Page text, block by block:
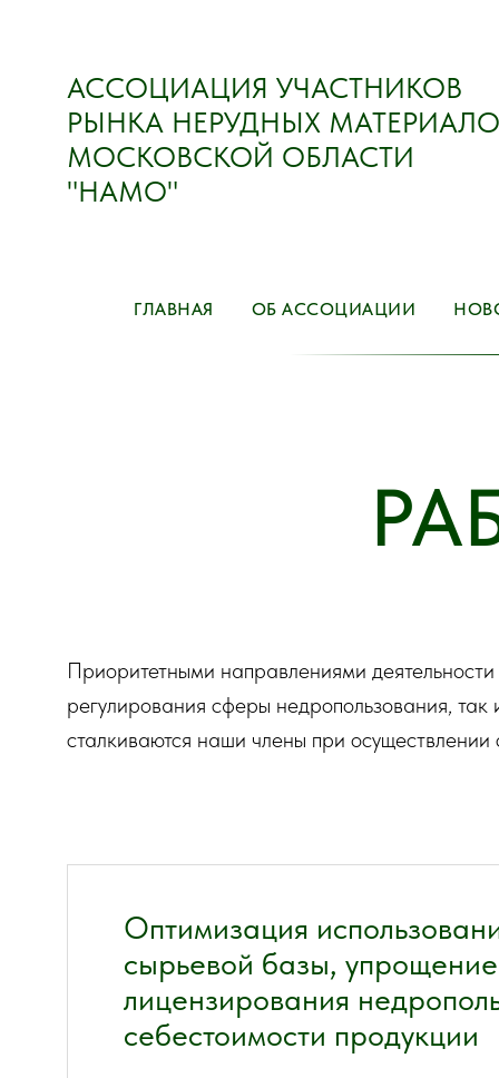
АССОЦИАЦИЯ УЧАСТНИКОВ
РЫНКА НЕРУДНЫХ
МОСКОВСКОЙ ОБЛАСТИ
"НАМО"
ГЛАВНАЯ ОБ АССОЦИАЦИИ
Приоритетными направлениями
регулирования сферы недропользования,
сталкиваются наши члены при осуществлении
Оптимизация
сырьевой базы,
лицензирования
себестоимости продукции